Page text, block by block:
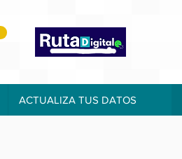
ACTUALIZA TUS DATOS